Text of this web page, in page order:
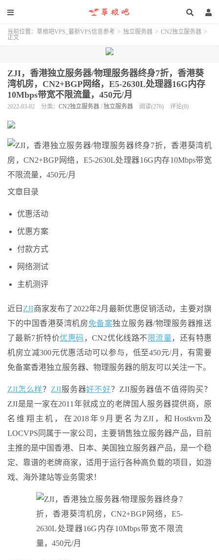
当前位置： 草根吧VPS_最新VPS信息参考 > 独立服务器 > CN2独立服务器 >
正文
ZJI，香港独立服务器/物理服务器终身7折，香港葵
湾机房，CN2+BGP网络，E5-2630L处理器16G内存
10Mbps带宽不限流量，450元/月
2022-03-02 分类： CN2独立服务器 / 独立服务器 阅读(276) 评论(0)
文章目录
优惠活动
优惠方案
付款方式
网络测试
主机测评
近日 ZJI商家发布了2022年2月最新优惠促销活动，主要对旗
下的中国香港葵湾机房免备案独立服务器/物理服务器推送
了最新7折特价优惠码 ，CN2优化线路不 限流量，还有特惠
机房立减300元优惠活动可以参与，低至450元/月，有需要
免备案香港独立服务器、物理服务器的朋友可以关注一下。
ZJI怎么样？ ZJI服务器好不好？ZJI服务器值不值得购买？
ZJI是是一家在2011年就成立的老牌国人服务器提供商，原
名维翔主机，在2018年9月更名为ZJI，和Hostkvm及
LOCVPS同属于一家公司，主要销售独立服务器产品，目前
主推的是中国香港、日本、美国独立服务器产品，是一个稳
定、靠谱的老牌商家，适用于运行各种高负载的项目，如游
戏、海外建站等业务需求！